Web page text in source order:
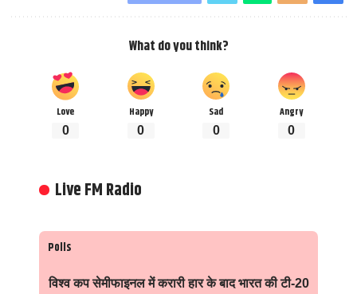
What do you think?
Love
0
Happy
0
Sad
0
Angry
0
Live FM Radio
Polls
विश्व कप सेमीफाइनल में करारी हार के बाद भारत की टी-20